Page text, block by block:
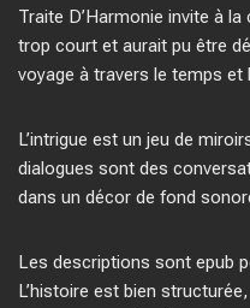
Traite D’Harmonie invite à
trop court et aurait pu être
voyage à travers le temps et
L’intrigue est un jeu de
dialogues sont des
dans un décor de fond
Les descriptions sont epub
L’histoire est bien